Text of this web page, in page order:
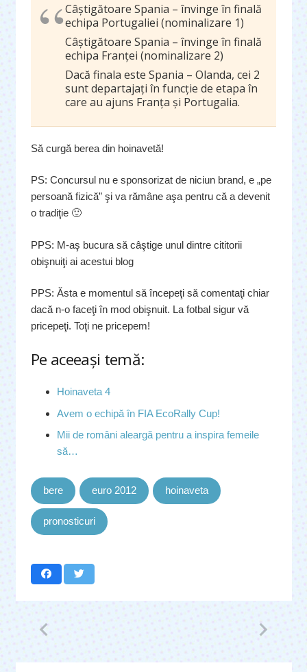
Câştigătoare Spania – învinge în finală
echipa Portugaliei (nominalizare 1)
Câştigătoare Spania – învinge în finală
echipa Franţei (nominalizare 2)
Dacă finala este Spania – Olanda, cei 2
sunt departajaţi în funcţie de etapa în
care au ajuns Franţa şi Portugalia.
Să curgă berea din hoinavetă!
PS: Concursul nu e sponsorizat de niciun brand, e „pe
persoană fizică” şi va rămâne aşa pentru că a devenit
o tradiţie 🙂
PPS: M-aş bucura să câştige unul dintre cititorii
obişnuiţi ai acestui blog
PPS: Ăsta e momentul să începeţi să comentaţi chiar
dacă n-o faceţi în mod obişnuit. La fotbal sigur vă
pricepeţi. Toţi ne pricepem!
Pe aceeaşi temă:
Hoinaveta 4
Avem o echipă în FIA EcoRally Cup!
Mii de români aleargă pentru a inspira femeile
să…
bere euro 2012 hoinaveta
pronosticuri